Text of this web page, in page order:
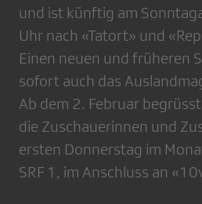
und ist künftig am
Uhr nach «Tatort» und
Einen neuen und früheren
sofort auch das
Ab dem 2. Februar
die Zuschauerinnen und
ersten Donnerstag im
SRF 1, im Anschluss an